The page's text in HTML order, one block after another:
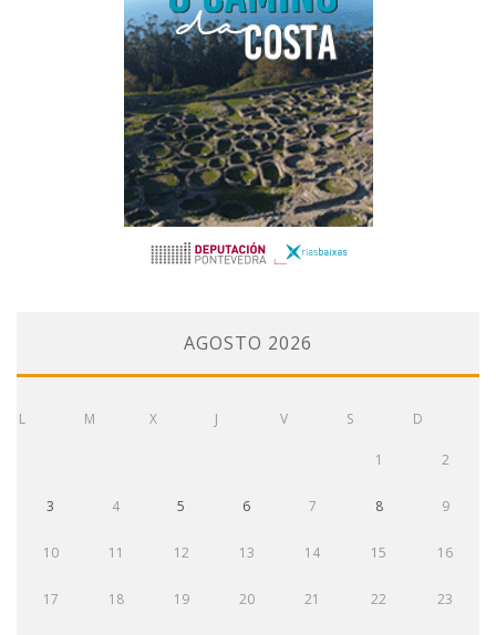
AGOSTO 2026
L M X J V S D
1 2
3 4 5 6 7 8 9
10 11 12 13 14 15 16
17 18 19 20 21 22 23